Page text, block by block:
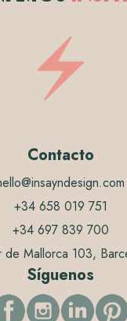
Contacto
+34 658 019 751
+34 697 839 700
de Mallorca 103,
Síguenos